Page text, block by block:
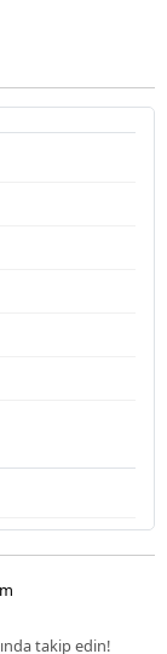
takip edin!